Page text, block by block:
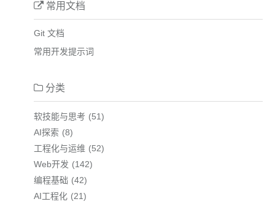
常用文档
Git 文档
常用开发提示词
分类
软技能与思考
51
AI探索
8
工程化与运维
52
Web开发
142
编程基础
42
AI工程化
21